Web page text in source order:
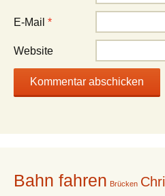
E-Mail *
Website
Bahn fahren Brücken